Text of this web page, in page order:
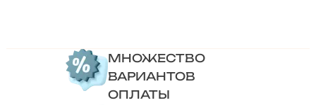
МНОЖЕСТВО
ВАРИАНТОВ
ОПЛАТЫ